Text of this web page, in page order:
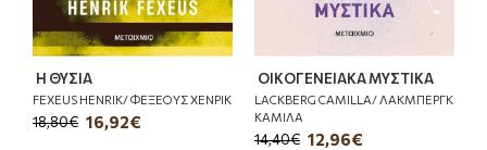
Η ΘΥΣΙΑ
FEXEUS HENRIK/ ΦΕΞΕΟΥΣ ΧΕΝΡΙΚ
16,92€
18,80€
ΟΙΚΟΓΕΝΕΙΑΚΑ ΜΥΣΤΙΚΑ
LACKBERG CAMILLA/ ΛΑΚΜΠΕΡΓΚ
ΚΑΜΙΛΑ
12,96€
14,40€